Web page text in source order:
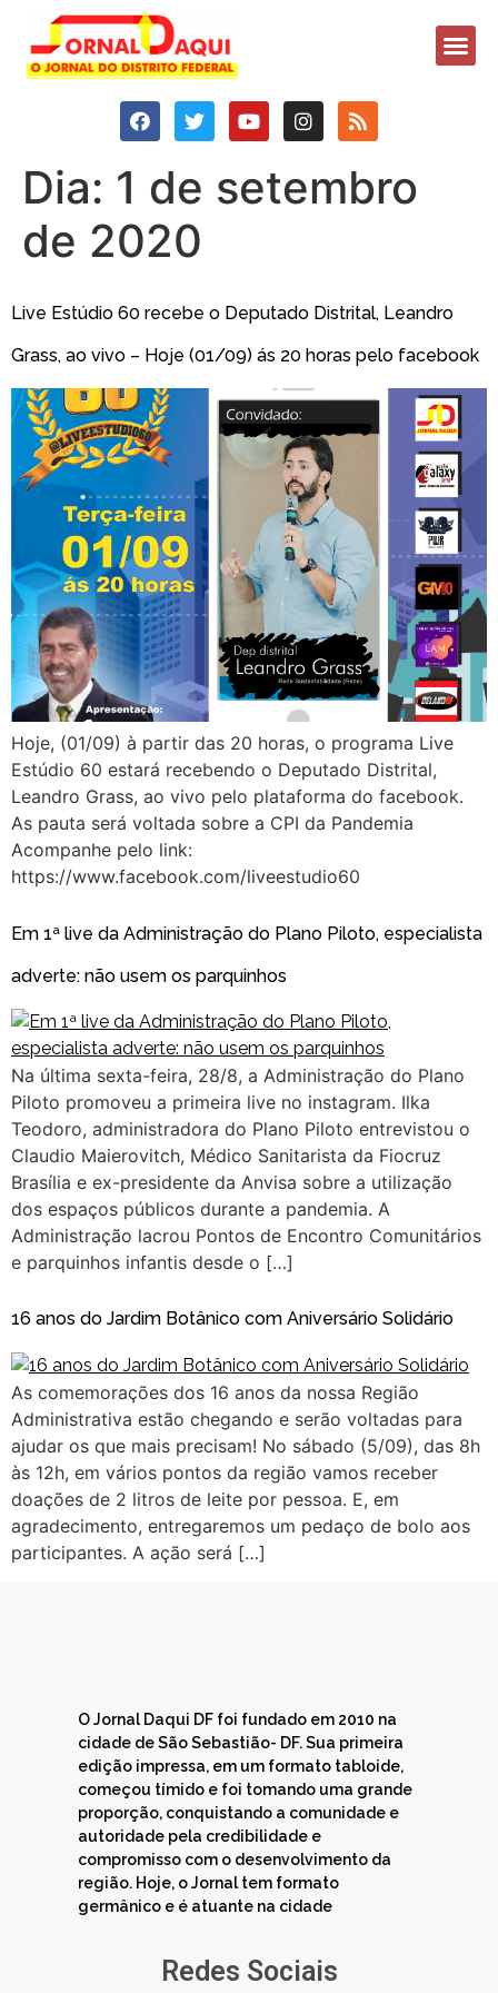
Dia: 1 de setembro
de 2020
Live Estúdio 60 recebe o Deputado Distrital, Leandro
Grass, ao vivo – Hoje (01/09) ás 20 horas pelo facebook
Hoje, (01/09) à partir das 20 horas, o programa Live
Estúdio 60 estará recebendo o Deputado Distrital,
Leandro Grass, ao vivo pelo plataforma do facebook.
As pauta será voltada sobre a CPI da Pandemia
Acompanhe pelo link:
https://www.facebook.com/liveestudio60
Em 1ª live da Administração do Plano Piloto, especialista
adverte: não usem os parquinhos
Na última sexta-feira, 28/8, a Administração do Plano
Piloto promoveu a primeira live no instagram. Ilka
Teodoro, administradora do Plano Piloto entrevistou o
Claudio Maierovitch, Médico Sanitarista da Fiocruz
Brasília e ex-presidente da Anvisa sobre a utilização
dos espaços públicos durante a pandemia. A
Administração lacrou Pontos de Encontro Comunitários
e parquinhos infantis desde o […]
16 anos do Jardim Botânico com Aniversário Solidário
As comemorações dos 16 anos da nossa Região
Administrativa estão chegando e serão voltadas para
ajudar os que mais precisam! ‌No sábado (5/09), das 8h
às 12h, em vários pontos da região vamos receber
doações de 2 litros de leite por pessoa. E, em
agradecimento, entregaremos um pedaço de bolo aos
participantes. A ação será […]
O Jornal Daqui DF foi fundado em 2010 na
cidade de São Sebastião- DF. Sua primeira
edição impressa, em um formato tabloide,
começou tímido e foi tomando uma grande
proporção, conquistando a comunidade e
autoridade pela credibilidade e
compromisso com o desenvolvimento da
região. Hoje, o Jornal tem formato
germânico e é atuante na cidade
Redes Sociais